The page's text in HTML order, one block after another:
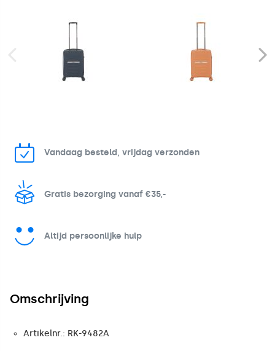
Vandaag besteld, vrijdag verzonden
Gratis bezorging vanaf €35,-
Altijd persoonlijke hulp
Omschrijving
Artikelnr.: RK-9482A